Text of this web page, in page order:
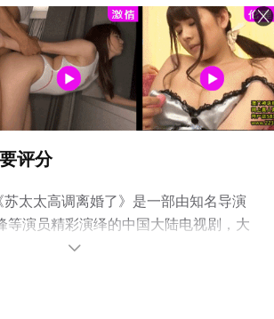
评分
苏太太高调离婚了》是一部由知名导演
等演员精彩演绎的中国大陆电视剧，大
1-1全集），手机免费观看高清无删减完
移步至豆瓣电视剧、电视猫或剧情网
